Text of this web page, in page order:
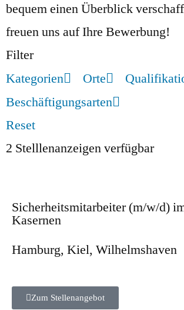
bequem einen Überblick
freuen uns auf Ihre Bewerbung!
Filter
Kategorien
Orte
Beschäftigungsarten
Reset
2 Stelllenanzeigen verfügbar
Sicherheitsmitarbeiter (m/w/d)
Kasernen
Hamburg, Kiel, Wilhelmshaven
Zum Stellenangebot